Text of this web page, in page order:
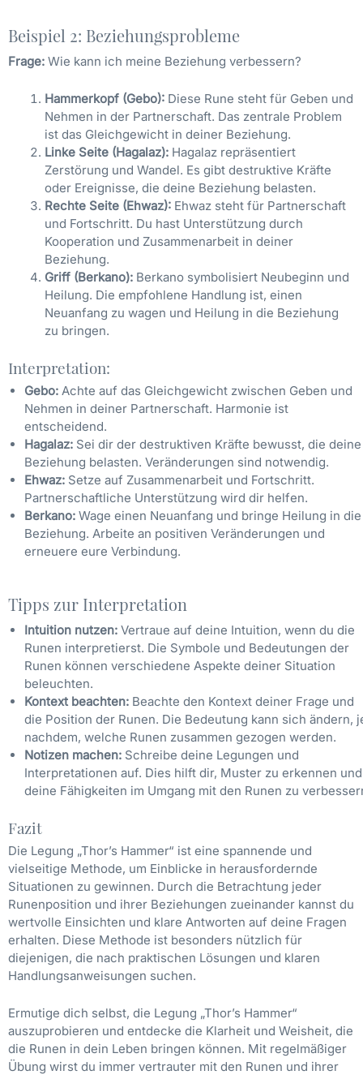
Beispiel 2: Beziehungsprobleme
Frage: Wie kann ich meine Beziehung verbessern?
Hammerkopf (Gebo): Diese Rune steht für Geben und
Nehmen in der Partnerschaft. Das zentrale Problem
ist das Gleichgewicht in deiner Beziehung.
Linke Seite (Hagalaz): Hagalaz repräsentiert
Zerstörung und Wandel. Es gibt destruktive Kräfte
oder Ereignisse, die deine Beziehung belasten.
Rechte Seite (Ehwaz): Ehwaz steht für Partnerschaft
und Fortschritt. Du hast Unterstützung durch
Kooperation und Zusammenarbeit in deiner
Beziehung.
Griff (Berkano): Berkano symbolisiert Neubeginn und
Heilung. Die empfohlene Handlung ist, einen
Neuanfang zu wagen und Heilung in die Beziehung
zu bringen.
Interpretation:
Gebo: Achte auf das Gleichgewicht zwischen Geben und
Nehmen in deiner Partnerschaft. Harmonie ist
entscheidend.
Hagalaz: Sei dir der destruktiven Kräfte bewusst, die deine
Beziehung belasten. Veränderungen sind notwendig.
Ehwaz: Setze auf Zusammenarbeit und Fortschritt.
Partnerschaftliche Unterstützung wird dir helfen.
Berkano: Wage einen Neuanfang und bringe Heilung in die
Beziehung. Arbeite an positiven Veränderungen und
erneuere eure Verbindung.
Tipps zur Interpretation
Intuition nutzen: Vertraue auf deine Intuition, wenn du die
Runen interpretierst. Die Symbole und Bedeutungen der
Runen können verschiedene Aspekte deiner Situation
beleuchten.
Kontext beachten: Beachte den Kontext deiner Frage und
die Position der Runen. Die Bedeutung kann sich ändern,
nachdem, welche Runen zusammen gezogen werden.
Notizen machen: Schreibe deine Legungen und
Interpretationen auf. Dies hilft dir, Muster zu erkennen und
deine Fähigkeiten im Umgang mit den Runen zu
Fazit
Die Legung „Thor’s Hammer“ ist eine spannende und
vielseitige Methode, um Einblicke in herausfordernde
Situationen zu gewinnen. Durch die Betrachtung jeder
Runenposition und ihrer Beziehungen zueinander kannst du
wertvolle Einsichten und klare Antworten auf deine Fragen
erhalten. Diese Methode ist besonders nützlich für
diejenigen, die nach praktischen Lösungen und klaren
Handlungsanweisungen suchen.
Ermutige dich selbst, die Legung „Thor’s Hammer“
auszuprobieren und entdecke die Klarheit und Weisheit, die
die Runen in dein Leben bringen können. Mit regelmäßiger
Übung wirst du immer vertrauter mit den Runen und ihrer